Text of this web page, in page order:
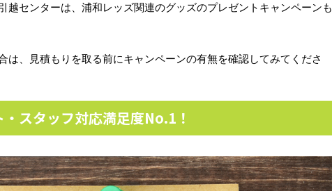
越センターは、浦和レッズ関連のグッズのプレゼントキャンペーンも
は、見積もりを取る前にキャンペーンの有無を確認してみてくださ
スタッフ対応満足度No.1！